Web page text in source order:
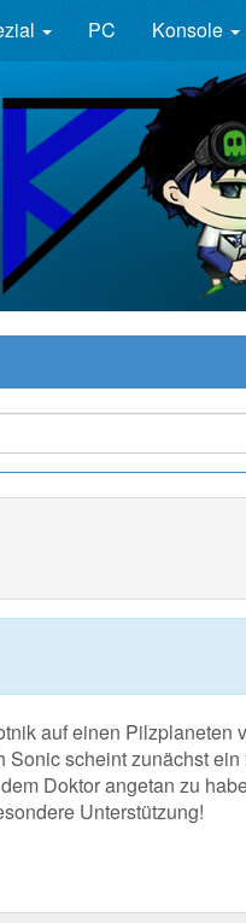
PC Konsole
auf einen Pilzplaneten
scheint zunächst
Doktor angetan zu
Unterstützung!